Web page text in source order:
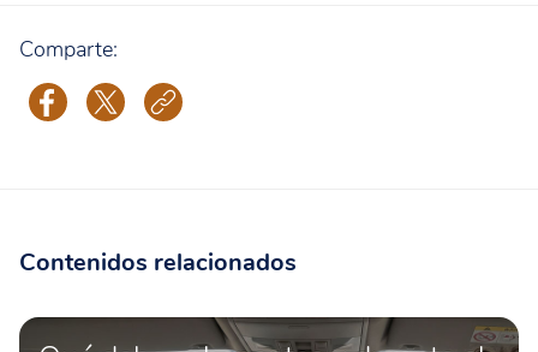
Comparte:
Contenidos relacionados